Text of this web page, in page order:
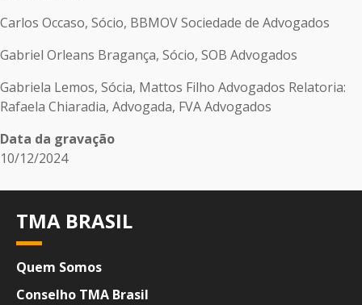
Carlos Occaso, Sócio, BBMOV Sociedade de Advogados
Gabriel Orleans Bragança, Sócio, SOB Advogados
Gabriela Lemos, Sócia, Mattos Filho Advogados Relatoria:
Rafaela Chiaradia, Advogada, FVA Advogados
Data da gravação
10/12/2024
TMA BRASIL
Quem Somos
Conselho TMA Brasil